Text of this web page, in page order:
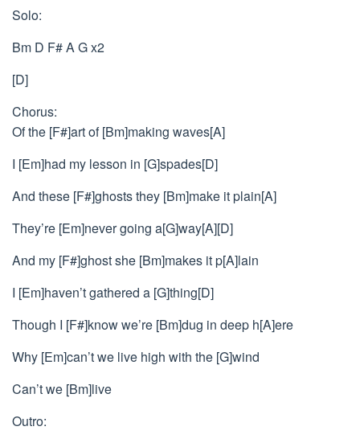
Solo:
Bm D F# A G x2
[D]
Chorus:
Of the [F#]art of [Bm]making waves[A]
I [Em]had my lesson in [G]spades[D]
And these [F#]ghosts they [Bm]make it plain[A]
They’re [Em]never going a[G]way[A][D]
And my [F#]ghost she [Bm]makes it p[A]lain
I [Em]haven’t gathered a [G]thing[D]
Though I [F#]know we’re [Bm]dug in deep h[A]ere
Why [Em]can’t we live high with the [G]wind
Can’t we [Bm]live
Outro: